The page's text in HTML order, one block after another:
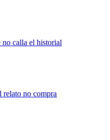
calla el historial
relato no compra